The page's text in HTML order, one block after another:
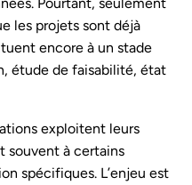
les projets sont déjà
encore à un stade
étude de faisabilité, état
exploitent leurs
souvent à certains
spécifiques. L’enjeu est